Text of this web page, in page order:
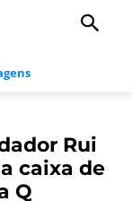
Rui
caixa de
Q